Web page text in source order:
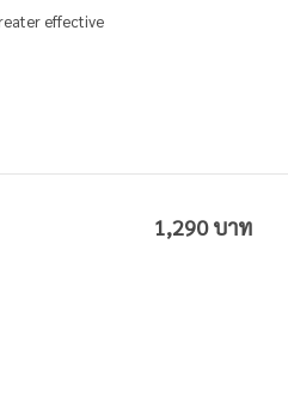
effective
1,290 บาท